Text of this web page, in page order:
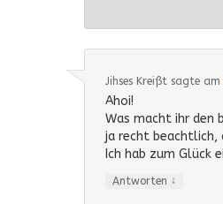
Jihses Kreißtsagte am
Ahoi!
Was macht ihr den
ja recht beachtlich,
Ich hab zum Glück
Antworten ↓